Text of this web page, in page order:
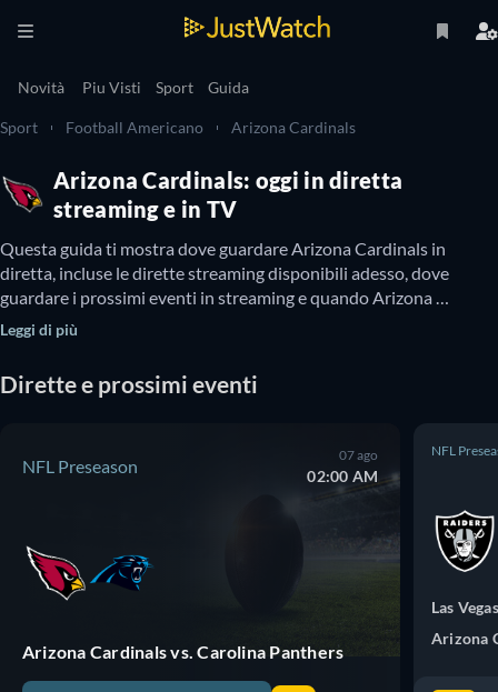
Novità Piu Visti Sport Guida
Sport Football Americano Arizona Cardinals
Arizona Cardinals: oggi in diretta
streaming e in TV
Questa guida ti mostra dove guardare Arizona Cardinals in
diretta, incluse le dirette streaming disponibili adesso, dove
guardare i prossimi eventi in streaming e quando Arizona
Cardinals sarà disponibile in TV. Inoltre, puoi scoprire se è
Leggi di più
Dirette e prossimi eventi
NFL Preseason
07 ago
02:00 AM
Arizona Cardinals vs. Carolina Panthers
NFL
Las
Arizona